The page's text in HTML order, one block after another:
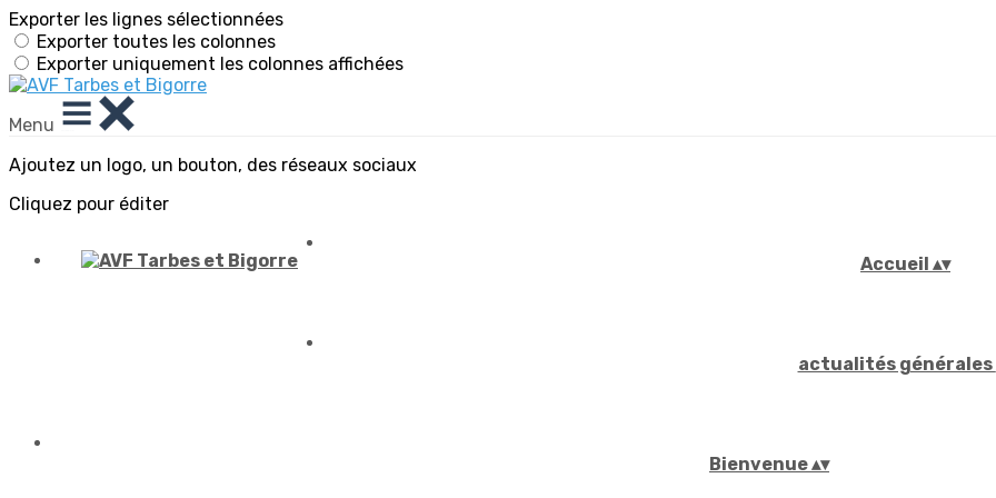
Exporter les lignes sélectionnées
Exporter toutes les colonnes
Exporter uniquement les colonnes affichées
Menu
Ajoutez un logo, un bouton, des réseaux sociaux
Cliquez pour éditer
Accueil ▴▾
actualités générales
Bienvenue▴▾